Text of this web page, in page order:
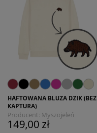
HAFTOWANA BLUZA DZIK (BEZ
KAPTURA)
Producent: Myszojeleń
149,00 zł